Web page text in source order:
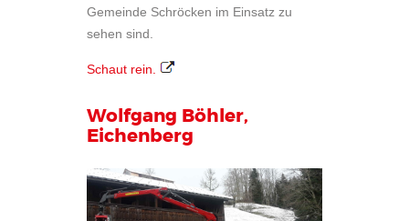
Gemeinde Schröcken im Einsatz zu
sehen sind.
Schaut rein.
Wolfgang Böhler,
Eichenberg